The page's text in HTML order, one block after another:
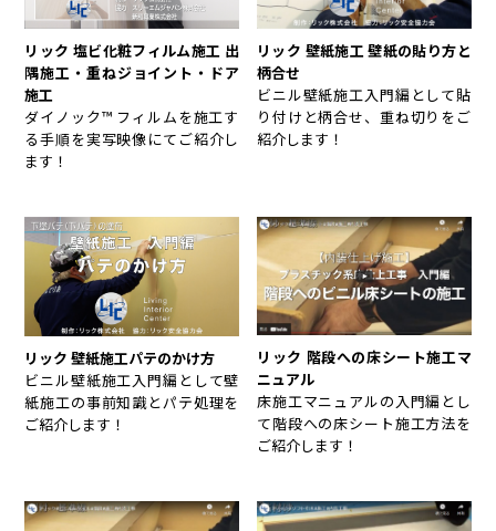
リック 塩ビ化粧フィルム施工 出
隅施工・重ねジョイント・ドア
施工
ダイノック™ フィルムを施工す
る手順を実写映像にてご紹介し
ます！
リック 壁紙施工 壁紙の貼り方と
柄合せ
ビニル壁紙施工入門編として貼
り付けと柄合せ、重ね切りをご
紹介します！
リック 壁紙施工パテのかけ方
ビニル壁紙施工入門編として壁
紙施工の事前知識とパテ処理を
ご紹介します！
リック 階段への床シート施工マ
ニュアル
床施工マニュアルの入門編とし
て階段への床シート施工方法を
ご紹介します！